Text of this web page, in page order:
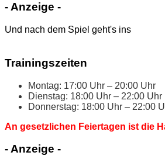
- An­zei­ge -
Und nach dem Spiel geht's ins
Trai­nings­zei­ten
Mon­tag: 17:00 Uhr – 20:00 Uhr
Diens­tag: 18:00 Uhr – 22:00 Uhr
Don­ners­tag: 18:00 Uhr – 22:00
An ge­setz­li­chen Fei­er­ta­gen ist die
- An­zei­ge -